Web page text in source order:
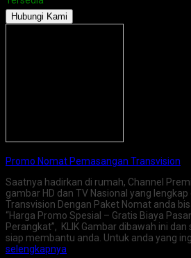
Hubungi Kami
Promo Nomat Pemasangan Transvision
Saatnya hadirkan di rumah, Channel
gambar HD dan TV Nasional yang
Transvision Dengan Paket Nomat anda
“Harga Promo Spesial – Gratis Biaya
Perangkat”, KLIK Gambar dibawah ini
siap membantu anda. Untuk anda yang
selengkapnya